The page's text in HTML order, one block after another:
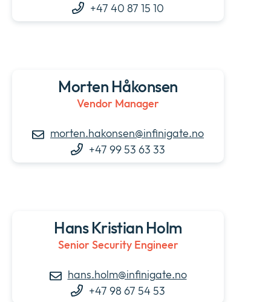
+47 40 87 15 10
Morten Håkonsen
Vendor Manager
morten.hakonsen@infinigate.no
+47 99 53 63 33
Hans Kristian Holm
Senior Security Engineer
hans.holm@infinigate.no
+47 98 67 54 53